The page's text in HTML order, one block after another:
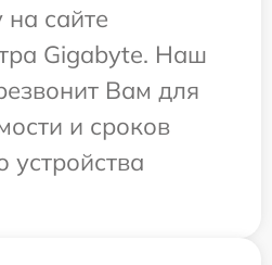
на сайте
Gigabyte. Наш
Вам для
и сроков
устройства